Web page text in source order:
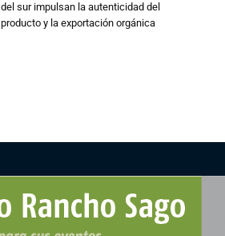
del sur impulsan la autenticidad del
producto y la exportación orgánica